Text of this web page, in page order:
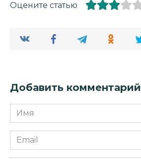
Оцените статью
Добавить комментарий
Имя
*
Email
*